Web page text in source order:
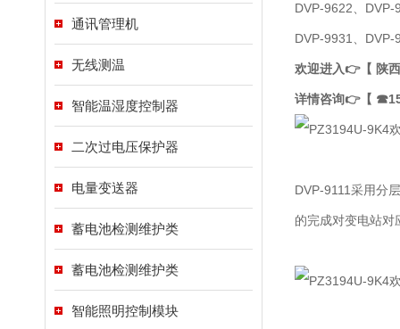
通讯管理机
无线测温
智能温湿度控制器
二次过电压保护器
电量变送器
蓄电池检测维护类
蓄电池检测维护类
智能照明控制模块
DVP-9622、
DVP-9931、
欢迎进入👉【 陕
详情咨询👉【
DVP-9111采用分
的完成对变电站对